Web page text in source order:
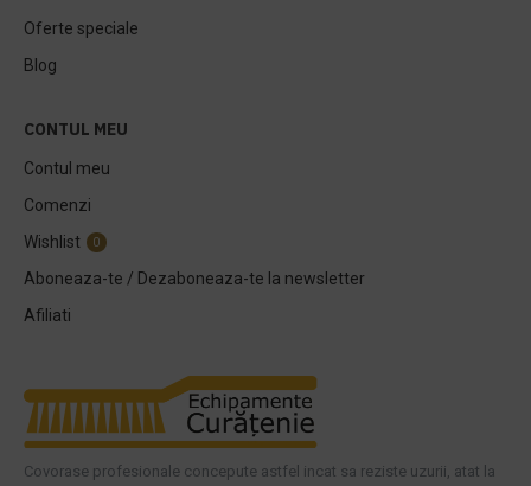
Oferte speciale
Blog
CONTUL MEU
Contul meu
Comenzi
Wishlist
0
Aboneaza-te / Dezaboneaza-te la newsletter
Afiliati
Covorase profesionale concepute astfel incat sa reziste uzurii, atat la